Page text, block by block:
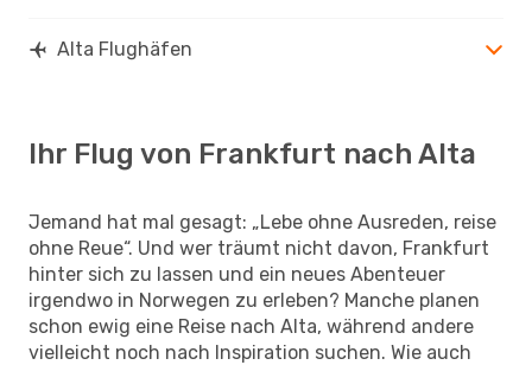
Alta Flughäfen
Ihr Flug von Frankfurt nach Alta
Jemand hat mal gesagt: „Lebe ohne Ausreden, reise
ohne Reue“. Und wer träumt nicht davon, Frankfurt
hinter sich zu lassen und ein neues Abenteuer
irgendwo in Norwegen zu erleben? Manche planen
schon ewig eine Reise nach Alta, während andere
vielleicht noch nach Inspiration suchen. Wie auch